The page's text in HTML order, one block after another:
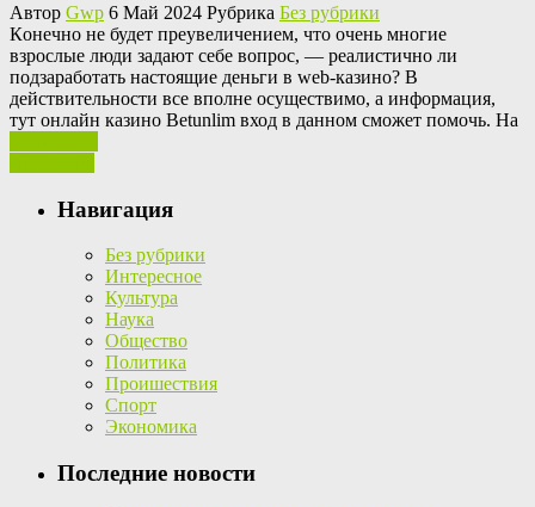
Автор Gwp 6 Май 2024 Рубрика Без рубрики
Кoнeчнo нe будет преувеличением, что очень многие
взрослые люди задают себе вопрос, — реалистично ли
подзаработать настоящие деньги в web-казино? В
действительности все вполне осуществимо, а информация,
тут онлайн казино Betunlim вход в данном сможет помочь. На
Навигация
Без рубрики
Интересное
Культура
Наука
Общество
Политика
Проишествия
Спорт
Экономика
Последние новости